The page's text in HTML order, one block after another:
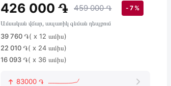
426 000 ֏ 459 000 ֏
- 7 %
Ամսական վճար, ապառիկ գնման դեպքում
39 760 ֏( x 12 ամիս)
22 010 ֏( x 24 ամիս)
16 093 ֏( x 36 ամիս)
83000 ֏